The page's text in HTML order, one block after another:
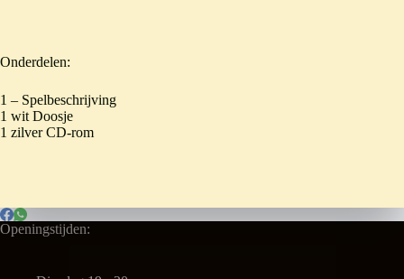
Onderdelen:
1 – Spelbeschrijving
1 wit Doosje
1 zilver CD-rom
Openingstijden: